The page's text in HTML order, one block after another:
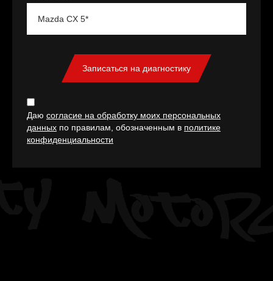
Записаться на диагностику
Даю согласие на обработку моих персональных
данных по правилам, обозначенным в политике
конфиденциальности